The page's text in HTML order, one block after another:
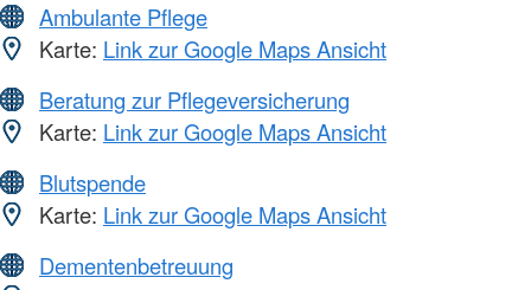
Ambulante Pflege
Karte: Link zur Google Maps Ansicht
Beratung zur Pflegeversicherung
Karte: Link zur Google Maps Ansicht
Blutspende
Karte: Link zur Google Maps Ansicht
Dementenbetreuung